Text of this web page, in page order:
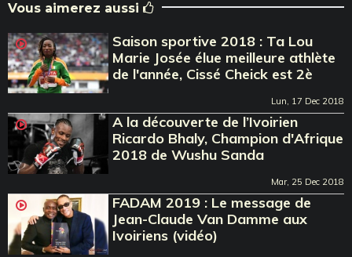
Vous aimerez aussi
Saison sportive 2018 : Ta Lou
Marie Josée élue meilleure athlète
de l'année, Cissé Cheick est 2è
Lun, 17 Dec 2018
A la découverte de l’Ivoirien
Ricardo Bhaly, Champion d'Afrique
2018 de Wushu Sanda
Mar, 25 Dec 2018
FADAM 2019 : Le message de
Jean-Claude Van Damme aux
Ivoiriens (vidéo)